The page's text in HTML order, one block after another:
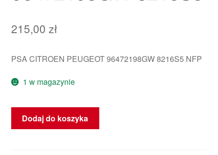
215,00 zł
PSA CITROEN PEUGEOT 96472198GW 8216S5 NFP
1 w magazynie
ilość
Prawy
Dodaj do koszyka